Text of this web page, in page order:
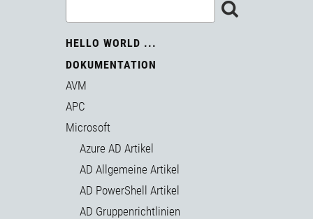
HELLO WORLD ...
DOKUMENTATION
AVM
APC
Microsoft
Azure AD Artikel
AD Allgemeine Artikel
AD PowerShell Artikel
AD Gruppenrichtlinien